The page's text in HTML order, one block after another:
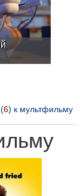
6) к мультфильму